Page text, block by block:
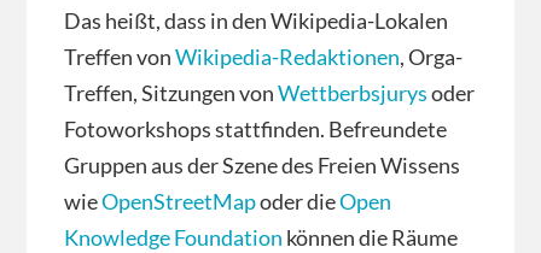
Das heißt, dass in den Wikipedia-Lokalen
Treffen vonWikipedia-Redaktionen, Orga-
Treffen, Sitzungen vonWettberbsjurysoder
Fotoworkshops stattfinden. Befreundete
Gruppen aus der Szene des Freien Wissens
wieOpenStreetMapoder dieOpen
Knowledge Foundation können die Räume